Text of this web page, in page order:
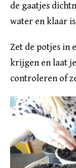
de gaatjes
water en klaar
Zet de potjes in
krijgen en laat
controleren of